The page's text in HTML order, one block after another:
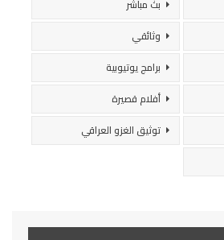
بث مباشر
وثائقي
برامج يوتيوبية
أفلام قصيرة
توثيق الغزو العراقي